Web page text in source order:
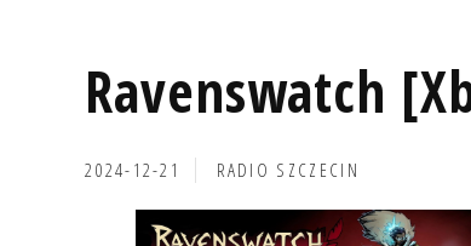
Ravenswatch
2024-12-21 RADIO SZCZECIN